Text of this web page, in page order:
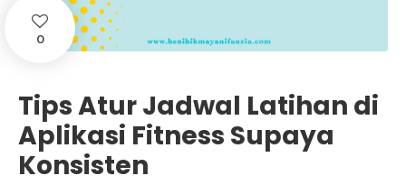
0
Tips Atur Jadwal Latihan di
Aplikasi Fitness Supaya
Konsisten